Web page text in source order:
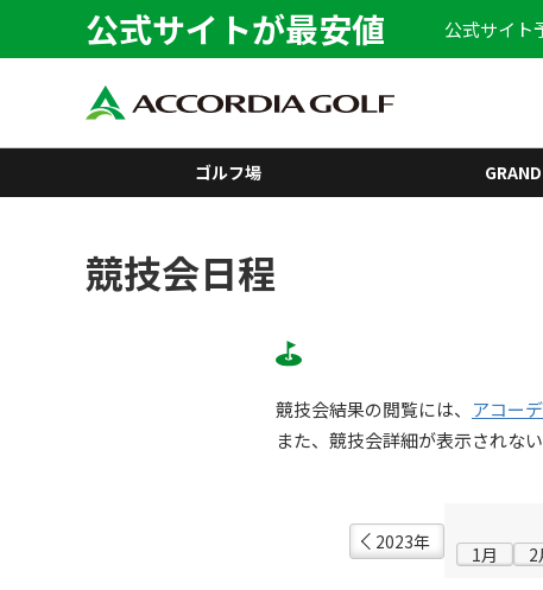
公式サイトが最安値 公式サイト
ゴルフ場 GRAND
競技会日程
競技会結果の閲覧には、 アコー
また、競技会詳細が表示されな
2023年
1月 2